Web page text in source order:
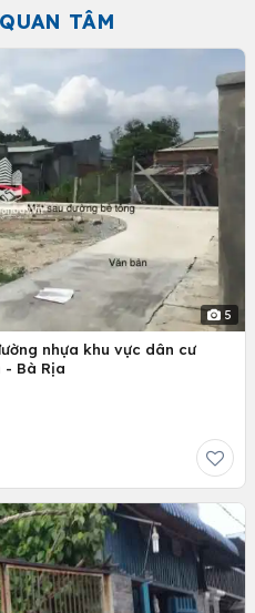
TÂM
5
nhựa khu vực dân cư
- Bà Rịa